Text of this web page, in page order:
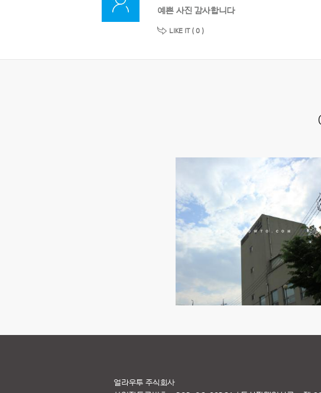
예쁜 사진 감사합니다
LIKE IT ( 0 )
얼라우투 주식회사